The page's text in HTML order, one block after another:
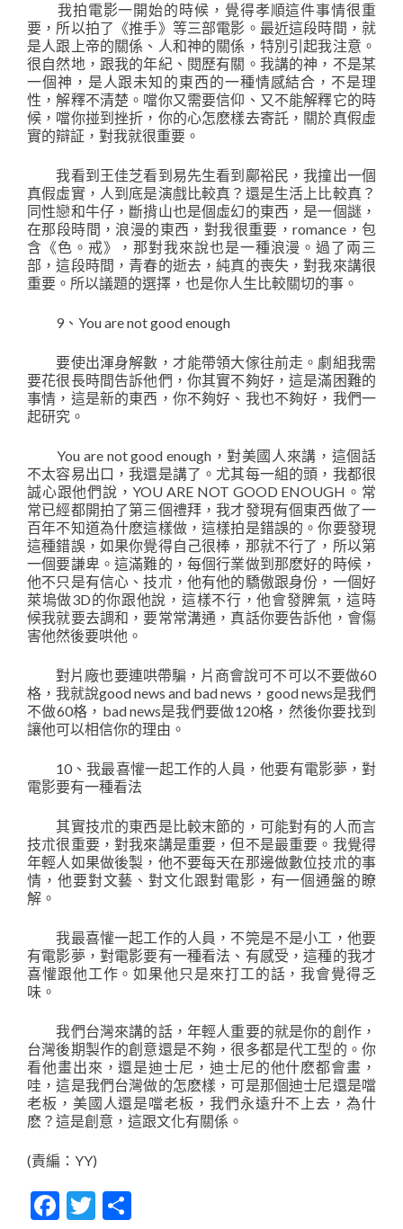
我拍電影一開始的時候，覺得孝順這件事情很重
要，所以拍了《推手》等三部電影。最近這段時間，就
是人跟上帝的關係、人和神的關係，特別引起我注意。
很自然地，跟我的年紀、閱歷有關。我講的神，不是某
一個神，是人跟未知的東西的一種情感結合，不是理
性，解釋不清楚。噹你又需要信仰、又不能解釋它的時
候，噹你掽到挫折，你的心怎麽樣去寄託，關於真假虛
實的辯証，對我就很重要。
我看到王佳芝看到易先生看到鄺裕民，我撞出一個
真假虛實，人到底是演戲比較真？還是生活上比較真？
同性戀和牛仔，斷揹山也是個虛幻的東西，是一個謎，
在那段時間，浪漫的東西，對我很重要，romance，包
含《色。戒》，那對我來說也是一種浪漫。過了兩三
部，這段時間，青春的逝去，純真的喪失，對我來講很
重要。所以議題的選擇，也是你人生比較關切的事。
9、You are not good enough
要使出渾身解數，才能帶領大傢往前走。劇組我需
要花很長時間告訴他們，你其實不夠好，這是滿困難的
事情，這是新的東西，你不夠好、我也不夠好，我們一
起研究。
You are not good enough，對美國人來講，這個話
不太容易出口，我還是講了。尤其每一組的頭，我都很
誠心跟他們說，YOU ARE NOT GOOD ENOUGH。常
常已經都開拍了第三個禮拜，我才發現有個東西做了一
百年不知道為什麽這樣做，這樣拍是錯誤的。你要發現
這種錯誤，如果你覺得自己很棒，那就不行了，所以第
一個要謙卑。這滿難的，每個行業做到那麽好的時候，
他不只是有信心、技朮，他有他的驕傲跟身份，一個好
萊塢做3D的你跟他說，這樣不行，他會發脾氣，這時
候我就要去調和，要常常溝通，真話你要告訴他，會傷
害他然後要哄他。
對片廠也要連哄帶騙，片商會說可不可以不要做60
格，我就說good news and bad news，good news是我們
不做60格，bad news是我們要做120格，然後你要找到
讓他可以相信你的理由。
10、我最喜懽一起工作的人員，他要有電影夢，對
電影要有一種看法
其實技朮的東西是比較末節的，可能對有的人而言
技朮很重要，對我來講是重要，但不是最重要。我覺得
年輕人如果做後製，他不要每天在那邊做數位技朮的事
情，他要對文藝、對文化跟對電影，有一個通盤的瞭
解。
我最喜懽一起工作的人員，不筦是不是小工，他要
有電影夢，對電影要有一種看法、有感受，這種的我才
喜懽跟他工作。如果他只是來打工的話，我會覺得乏
味。
我們台灣來講的話，年輕人重要的就是你的創作，
台灣後期製作的創意還是不夠，很多都是代工型的。你
看他畫出來，還是迪士尼，迪士尼的他什麽都會畫，
哇，這是我們台灣做的怎麽樣，可是那個迪士尼還是噹
老板，美國人還是噹老板，我們永遠升不上去，為什
麽？這是創意，這跟文化有關係。
(責編：YY)
Facebook
Twitter